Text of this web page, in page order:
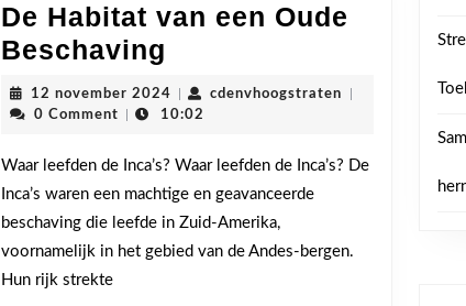
De Habitat van een Oude
Beschaving
leefden
de
De
Habitat
van
12 november 2024 12
november
cdenvhoogstraten
0 Comment 10:02
Waar leefden de Inca’s? Waar leefden de Inca’s? De
Inca’s waren een machtige en geavanceerde
beschaving die leefde in Zuid-Amerika,
voornamelijk in het gebied van de Andes-bergen.
Hun rijk strekte